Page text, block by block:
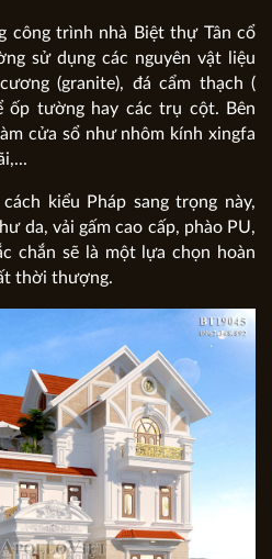
công trình nhà Biệt thự Tân cổ
sử dụng các nguyên vật liệu
(granite), đá cẩm thạch (
ốp tường hay các trụ cột. Bên
cửa sổ như nhôm kính xingfa
kiểu Pháp sang trọng này,
da, vải gấm cao cấp, phào PU,
chắn sẽ là một lựa chọn hoàn
thời thượng.